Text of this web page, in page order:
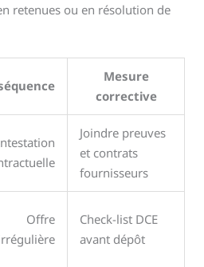
retenues ou en résolution de
Mesure
corrective
Joindre preuves
et contrats
fournisseurs
Offre
Check-list DCE
avant dépôt